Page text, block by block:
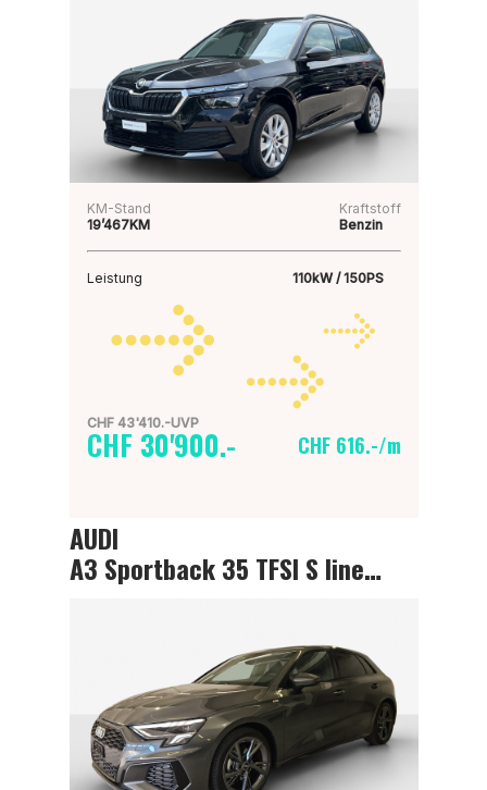
KM-Stand
19’467KM
Kraftstoff
Benzin
Leistung 110kW / 150PS
CHF 43'410.-UVP
CHF 30'900.- CHF 616.-/m
AUDI
A3 Sportback 35 TFSI S line Attraction